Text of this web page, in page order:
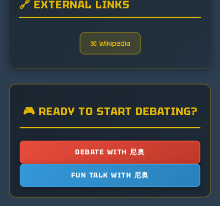
🔗 EXTERNAL LINKS
📖 Wikipedia
🎮 READY TO START DEBATING?
DEBATE WITH 尼奥
FUN TALK WITH 尼奥